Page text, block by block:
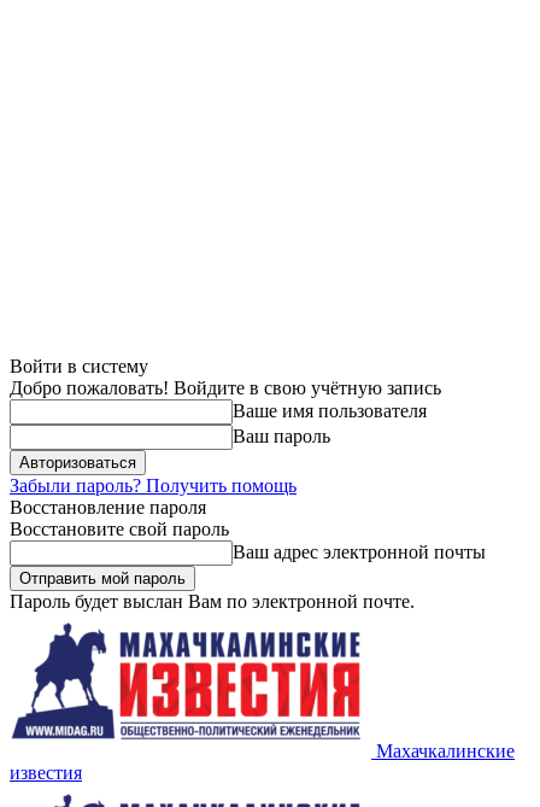
Войти в систему
Добро пожаловать! Войдите в свою учётную запись
Ваше имя пользователя
Ваш пароль
Забыли пароль? Получить помощь
Восстановление пароля
Восстановите свой пароль
Ваш адрес электронной почты
Пароль будет выслан Вам по электронной почте.
Махачкалинские
известия